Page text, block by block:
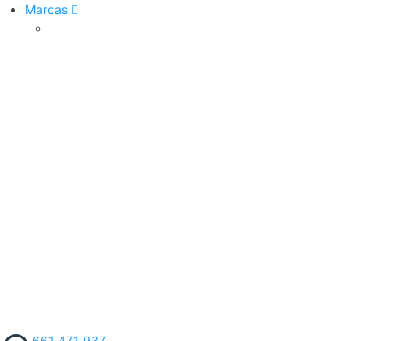
Marcas